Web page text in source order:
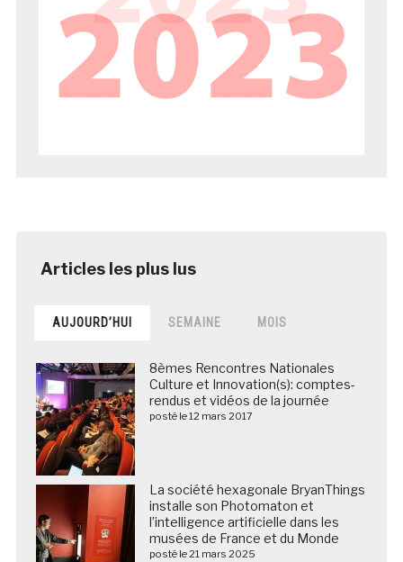
AUJOURD’HUI SEMAINE MOIS
8èmes Rencontres Nationales
Culture et Innovation(s): comptes-
rendus et vidéos de la journée
posté le 12 mars 2017
La société hexagonale BryanThings
installe son Photomaton et
l’intelligence artificielle dans les
musées de France et du Monde
posté le 21 mars 2025